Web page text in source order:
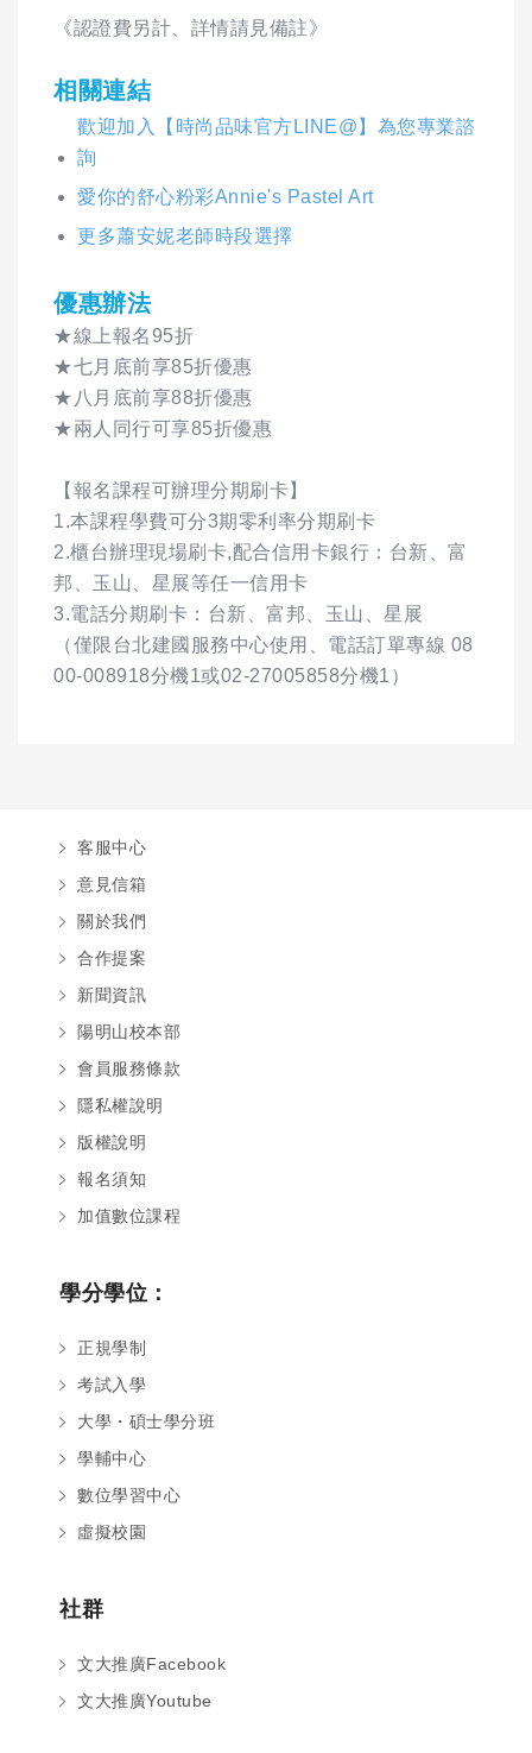
《認證費另計、詳情請見備註》
相關連結
歡迎加入【時尚品味官方LINE@】為您專業諮
詢
愛你的舒心粉彩Annie's Pastel Art
更多蕭安妮老師時段選擇
優惠辦法
★線上報名95折
★七月底前享85折優惠
★八月底前享88折優惠
★兩人同行可享85折優惠
【報名課程可辦理分期刷卡】
1.本課程學費可分3期零利率分期刷卡
2.櫃台辦理現場刷卡,配合信用卡銀行：台新、富
邦、玉山、星展等任一信用卡
3.電話分期刷卡：台新、富邦、玉山、星展
（僅限台北建國服務中心使用、電話訂單專線 08
00-008918分機1或02-27005858分機1）
客服中心
意見信箱
關於我們
合作提案
新聞資訊
陽明山校本部
會員服務條款
隱私權說明
版權說明
報名須知
加值數位課程
學分學位：
正規學制
考試入學
大學・碩士學分班
學輔中心
數位學習中心
虛擬校園
社群
文大推廣Facebook
文大推廣Youtube